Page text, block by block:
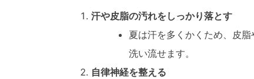
汗や皮脂の汚れをしっかり落とす
夏は汗を多くかくため、皮
洗い流せます。
自律神経を整える